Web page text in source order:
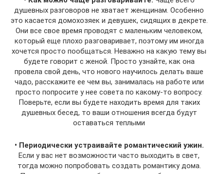
душевных разговоров не хватает женщинам. Особенно
это касается домохозяек и девушек, сидящих в декрете.
Они все свое время проводят с маленьким человеком,
который еще плохо разговаривает, поэтому им иногда
хочется просто пообщаться. Неважно на какую тему вы
будете говорит с женой. Просто узнайте, как она
провела свой день, что нового научилось делать ваше
чадо, расскажите ее чем вы, занималась на работе или
просто попросите у нее совета по какому-то вопросу.
Поверьте, если вы будете находить время для таких
душевных бесед, то ваши отношения всегда будут
оставаться теплыми
• Периодически устраивайте романтический ужин.
Если у вас нет возможности часто выходить в свет,
тогда можно попробовать создать романтику дома.